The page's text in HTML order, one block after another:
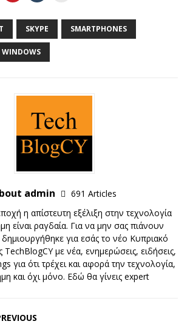
SKYPE SMARTPHONES
WINDOWS
admin
691 Articles
η απίστευτη εξέλιξη στην τεχνολογία
είναι ραγδαία. Για να μην σας πιάνουν
για εσάς το νέο Κυπριακό
TechBlogCY με νέα, ενημερώσεις, ειδήσεις,
για ότι τρέχει και αφορά την τεχνολογία,
και όχι μόνο. Εδώ θα γίνεις expert